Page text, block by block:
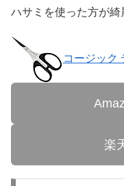
ハサミを使った方が
コージック
楽